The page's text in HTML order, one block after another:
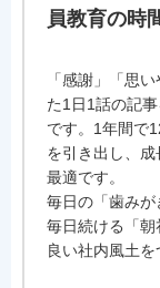
員教育の時
「感謝」「思
た1日1話の記
です。1年間で
を引き出し、
最適です。
毎日の「歯みが
毎日続ける「朝
良い社内風土を